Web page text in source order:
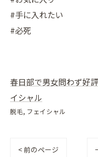
#手に入れたい
#必死
春日部で男女問わず好
イシャル
脱毛 フェイシャル
< 前のページ